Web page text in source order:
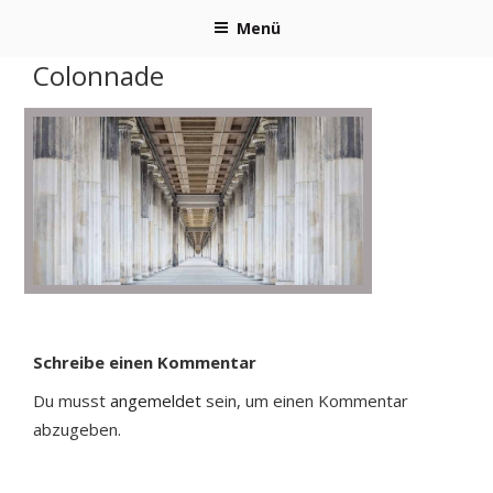
springen
Menü
Colonnade
Schreibe einen Kommentar
Du musst angemeldet sein, um einen Kommentar
abzugeben.